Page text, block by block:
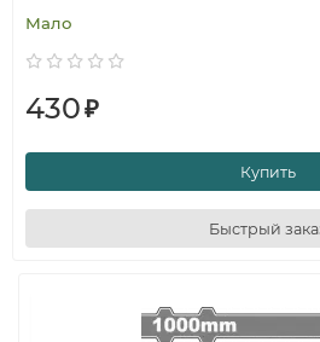
Мало
430₽
Купить
Быстрый